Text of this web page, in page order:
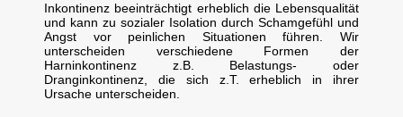
Inkontinenz beeinträchtigt erheblich die Lebensqualität
und kann zu sozialer Isolation durch Schamgefühl und
Angst vor peinlichen Situationen führen. Wir
unterscheiden verschiedene Formen der
Harninkontinenz z.B. Belastungs- oder
Dranginkontinenz, die sich z.T. erheblich in ihrer
Ursache unterscheiden.